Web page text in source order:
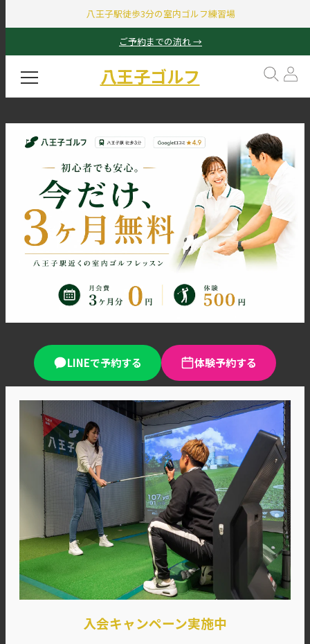
八王子駅徒歩3分の室内ゴルフ練習場
ご予約までの流れ →
八王子ゴルフ
LINEで予約する 体験予約する
入会キャンペーン実施中